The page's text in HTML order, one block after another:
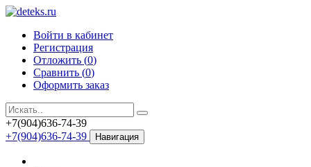
Войти в кабинет
Регистрация
Отложить (0)
Сравнить (0)
Оформить заказ
+7(904)636-74-39
+7(904)636-74-39
Навигация